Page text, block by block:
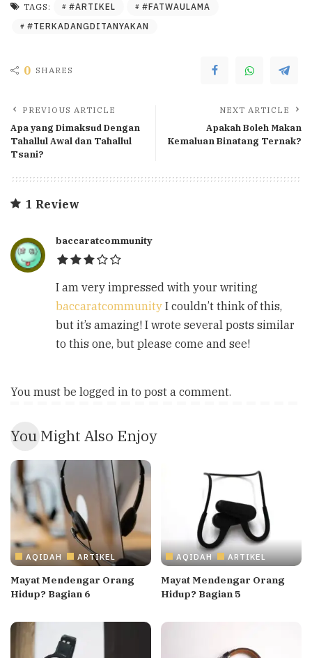
TAGS: #ARTIKEL
#FATWAULAMA
#TERKADANGDITANYAKAN
0 SHARES
PREVIOUS ARTICLE
Apa yang Dimaksud Dengan
Tahallul Awal dan Tahallul
Tsani?
NEXT ARTICLE
Apakah Boleh Makan
Kemaluan Binatang Ternak?
1 Review
baccaratcommunity
I am very impressed with your writing
baccaratcommunity I couldn’t think of this,
but it’s amazing! I wrote several posts similar
to this one, but please come and see!
You must be logged in to post a comment.
You Might Also Enjoy
AQIDAH ARTIKEL
Mayat Mendengar Orang
Hidup? Bagian 6
AQIDAH ARTIKEL
Mayat Mendengar Orang
Hidup? Bagian 5